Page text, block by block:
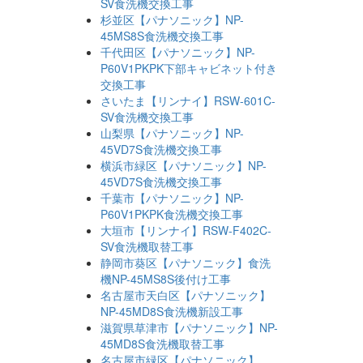
SV食洗機交換工事
杉並区【パナソニック】NP-
45MS8S食洗機交換工事
千代田区【パナソニック】NP-
P60V1PKPK下部キャビネット付き
交換工事
さいたま【リンナイ】RSW-601C-
SV食洗機交換工事
山梨県【パナソニック】NP-
45VD7S食洗機交換工事
横浜市緑区【パナソニック】NP-
45VD7S食洗機交換工事
千葉市【パナソニック】NP-
P60V1PKPK食洗機交換工事
大垣市【リンナイ】RSW-F402C-
SV食洗機取替工事
静岡市葵区【パナソニック】食洗
機NP-45MS8S後付け工事
名古屋市天白区【パナソニック】
NP-45MD8S食洗機新設工事
滋賀県草津市【パナソニック】NP-
45MD8S食洗機取替工事
名古屋市緑区【パナソニック】